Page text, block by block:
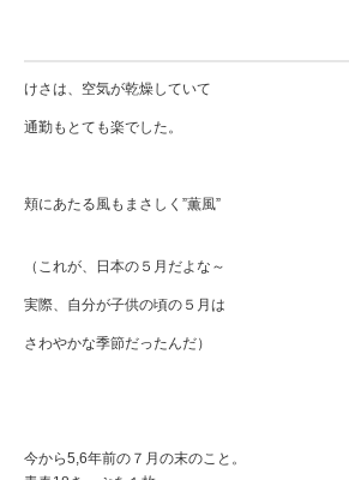
けさは、空気が乾燥していて
通勤もとても楽でした。
頬にあたる風もまさしく”薫風”
（これが、日本の５月だよな～
実際、自分が子供の頃の５月は
さわやかな季節だったんだ）
今から5,6年前の７月の末のこと。